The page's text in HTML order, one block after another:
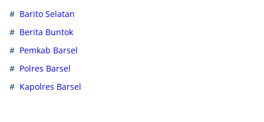
Barito Selatan
Berita Buntok
Pemkab Barsel
Polres Barsel
Kapolres Barsel